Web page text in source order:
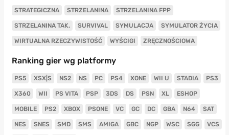
STRATEGICZNA STRZELANINA STRZELANINA FPP
STRZELANINA TAK. SURVIVAL SYMULACJA SYMULATOR ŻYCIA
WIRTUALNA RZECZYWISTOŚĆ WYŚCIGI ZRĘCZNOŚCIOWA
Ranking gier wg platformy
PS5 XSX|S NS2 NS PC PS4 XONE WII U STADIA PS3
X360 WII PS VITA PSP 3DS DS PSN XL ESHOP
MOBILE PS2 XBOX PSONE VC GC DC GBA N64 SAT
NES SNES SMD SMS AMIGA GBC NGP WSC SGG VCS